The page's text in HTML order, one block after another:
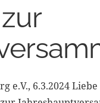
e.V., 6.3.2024